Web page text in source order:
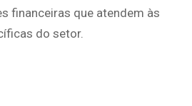
financeiras que atendem às
do setor.